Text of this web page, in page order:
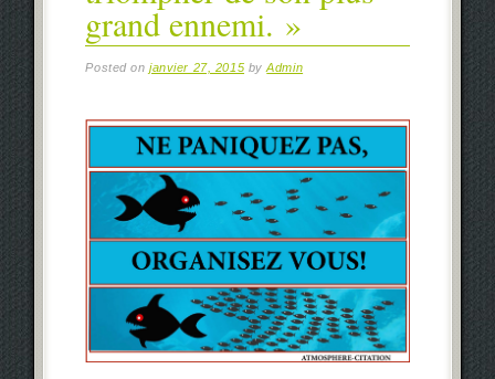
grand ennemi. »
Posted onjanvier 27, 2015 byAdmin